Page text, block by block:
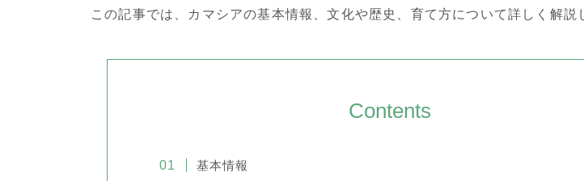
この記事では、カマシアの基本情報、文化や歴史、育て方について詳しく解説
Contents
基本情報